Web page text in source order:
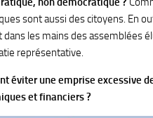
sont aussi des citoyens. En
dans les mains des assemblées
représentative.
éviter une emprise excessive
et financiers ?